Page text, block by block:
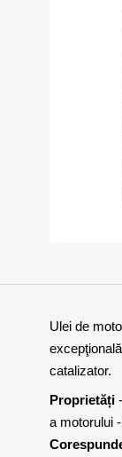
Momentan
Ulei de
catalizator.
Proprietăți
a motorului